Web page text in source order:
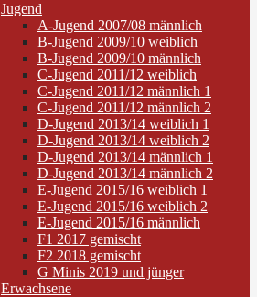
Jugend
A-Jugend 2007/08 männlich
B-Jugend 2009/10 weiblich
B-Jugend 2009/10 männlich
C-Jugend 2011/12 weiblich
C-Jugend 2011/12 männlich 1
C-Jugend 2011/12 männlich 2
D-Jugend 2013/14 weiblich 1
D-Jugend 2013/14 weiblich 2
D-Jugend 2013/14 männlich 1
D-Jugend 2013/14 männlich 2
E-Jugend 2015/16 weiblich 1
E-Jugend 2015/16 weiblich 2
E-Jugend 2015/16 männlich
F1 2017 gemischt
F2 2018 gemischt
G Minis 2019 und jünger
Erwachsene